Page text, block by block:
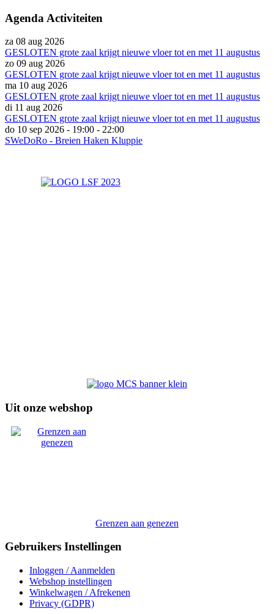
Agenda Activiteiten
za 08 aug 2026
GESLOTEN grote zaal krijgt nieuwe vloer tot en met 11 augustus
zo 09 aug 2026
GESLOTEN grote zaal krijgt nieuwe vloer tot en met 11 augustus
ma 10 aug 2026
GESLOTEN grote zaal krijgt nieuwe vloer tot en met 11 augustus
di 11 aug 2026
GESLOTEN grote zaal krijgt nieuwe vloer tot en met 11 augustus
do 10 sep 2026 - 19:00 - 22:00
SWeDoRo - Breien Haken Kluppie
Uit onze webshop
Grenzen aan genezen
Gebruikers Instellingen
Inloggen / Aanmelden
Webshop instellingen
Winkelwagen / Afrekenen
Privacy (GDPR)